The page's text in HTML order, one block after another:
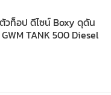
วท็อป ดีไซน์ Boxy ดุดัน
TANK 500 Diesel